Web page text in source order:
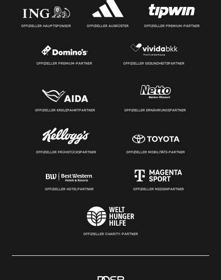
OFFIZIELLER HAUPTSPONSOR OFFIZIELLER AUSRÜSTER OFFIZIELLER PREMIUM-PARTNER
OFFIZIELLER PREMIUM-PARTNER OFFIZIELLER GESUNDHEITSPARTNER
OFFIZIELLER KREUZFAHRTPARTNER OFFIZIELLER ERNÄHRUNGSPARTNER
OFFIZIELLER FRÜHSTÜCKSPARTNER OFFIZIELLER MOBILITÄTS-PARTNER
OFFIZIELLER HOTELPARTNER OFFIZIELLER MEDIENPARTNER
OFFIZIELLER CHARITY-PARTNER